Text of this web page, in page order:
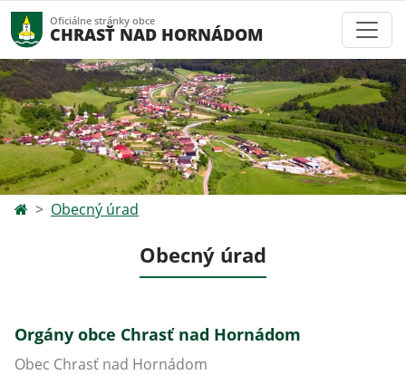
Oficiálne stránky obce
CHRASŤ NAD HORNÁDOM
Obecný úrad
Obecný úrad
Orgány obce Chrasť nad Hornádom
Obec Chrasť nad Hornádom